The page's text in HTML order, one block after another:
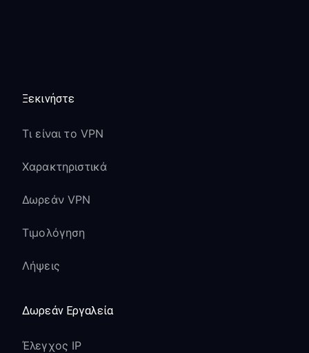
Ξεκινήστε
Τι είναι το VPN
Χαρακτηριστικά
Δωρεάν VPN
Τιμολόγηση
Λήψεις
Δωρεάν Εργαλεία
Έλεγχος IP